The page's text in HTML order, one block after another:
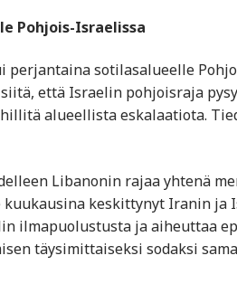
Pohjois-Israelissa
sotilasalueelle
että Israelin pohjoisraja
alueellista eskalaatiota.
Libanonin rajaa yhtenä
kuukausina keskittynyt Iranin ja
ilmapuolustusta ja aiheuttaa
täysimittaiseksi sodaksi